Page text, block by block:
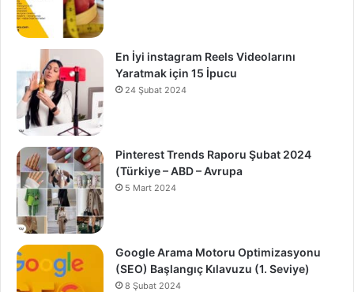
En İyi instagram Reels Videolarını
Yaratmak için 15 İpucu
24 Şubat 2024
Pinterest Trends Raporu Şubat 2024
(Türkiye – ABD – Avrupa
5 Mart 2024
Google Arama Motoru Optimizasyonu
(SEO) Başlangıç Kılavuzu (1. Seviye)
8 Şubat 2024